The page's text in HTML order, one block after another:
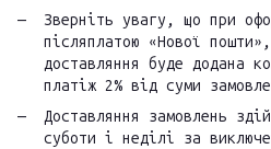
Зверніть увагу, що при
післяплатою «Нової
доставляння буде додана
платіж 2% від суми
Доставляння замовлень
суботи і неділі за